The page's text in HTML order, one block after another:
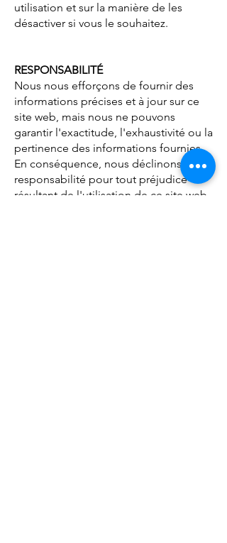
utilisation et sur la manière de les
désactiver si vous le souhaitez.
RESPONSABILITÉ
Nous nous efforçons de fournir des
informations précises et à jour sur ce
site web, mais nous ne pouvons
garantir l'exactitude, l'exhaustivité ou la
pertinence des informations fournies.
En conséquence, nous déclinons toute
responsabilité pour tout préjudice
résultant de l'utilisation de ce site web